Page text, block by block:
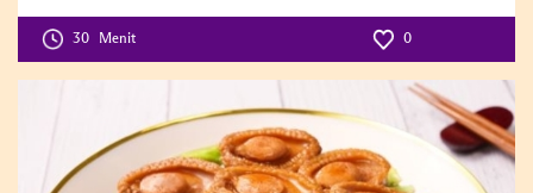
Level:2
30 Menit 0